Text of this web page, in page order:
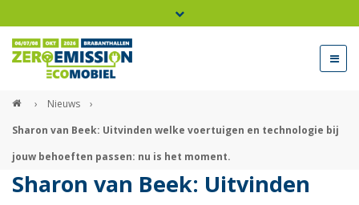
Bel ons voor info 0294 - 74 50 70
› Nieuws
›
Sharon van Beek: Uitvinden welke voertuigen en technologie bij
jouw behoeften passen: nu is het moment.
Sharon van Beek: Uitvinden